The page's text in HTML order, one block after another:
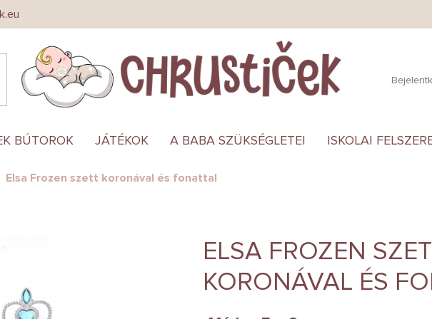
BÚTOROK JÁTÉKOK A BABA SZÜKSÉGLETEI ISKOLAI
Elsa Frozen szett koronával és fonattal
ELSA FROZEN
KORONÁVAL ÉS